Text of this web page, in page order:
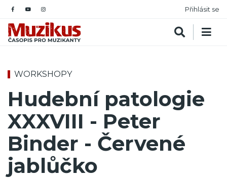
Přihlásit se
WORKSHOPY
Hudební patologie
XXXVIII - Peter
Binder - Červené
jablůčko